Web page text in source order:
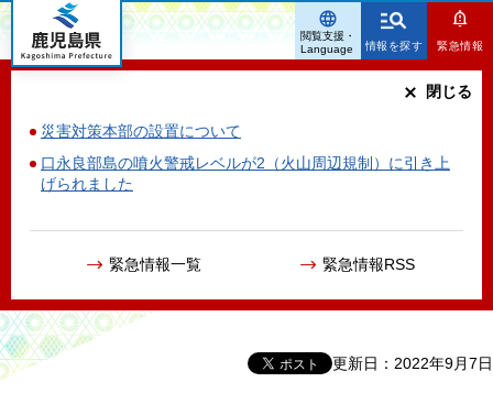
鹿児島県
情報を探す 緊急情報
災害対策本部の設置について
口永良部島の噴火警戒レベルが2（火山周辺規制）に引き上
げられました
緊急情報一覧 緊急情報RSS
閉じる
閲覧支援・
Language
更新日：2022年9月7日